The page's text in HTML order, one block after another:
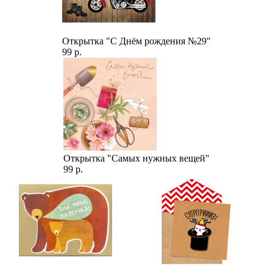
Открытка "С Днём рождения №29"
99 р.
Открытка "Самых нужных вещей"
99 р.